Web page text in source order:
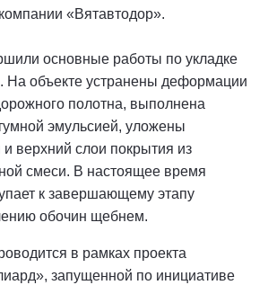
«Вятавтодор».
основные работы по укладке
На объекте устранены деформации
полотна, выполнена
эмульсией, уложены
верхний слои покрытия из
смеси. В настоящее время
к завершающему этапу
обочин щебнем.
в рамках проекта
запущенной по инициативе